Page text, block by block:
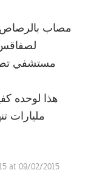
مستشفي
هذا لوحده
مليارات
at 09/02/2015